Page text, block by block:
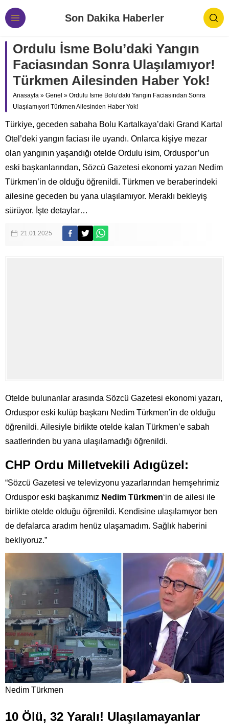
Son Dakika Haberler
Ordulu İsme Bolu’daki Yangın
Faciasından Sonra Ulaşılamıyor!
Türkmen Ailesinden Haber Yok!
Anasayfa » Genel » Ordulu İsme Bolu’daki Yangın Faciasından Sonra
Ulaşılamıyor! Türkmen Ailesinden Haber Yok!
Türkiye, geceden sabaha Bolu Kartalkaya’daki Grand Kartal
Otel’deki yangın faciası ile uyandı. Onlarca kişiye mezar
olan yangının yaşandığı otelde Ordulu isim, Orduspor’un
eski başkanlarından, Sözcü Gazetesi ekonomi yazarı Nedim
Türkmen’in de olduğu öğrenildi. Türkmen ve beraberindeki
ailesine geceden bu yana ulaşılamıyor. Meraklı bekleyiş
sürüyor. İşte detaylar…
21.01.2025
Otelde bulunanlar arasında Sözcü Gazetesi ekonomi yazarı,
Orduspor eski kulüp başkanı Nedim Türkmen’in de olduğu
öğrenildi. Ailesiyle birlikte otelde kalan Türkmen’e sabah
saatlerinden bu yana ulaşılamadığı öğrenildi.
CHP Ordu Milletvekili Adıgüzel:
“Sözcü Gazetesi ve televizyonu yazarlarından hemşehrimiz
Orduspor eski başkanımız Nedim Türkmen‘in de ailesi ile
birlikte otelde olduğu öğrenildi. Kendisine ulaşılamıyor ben
de defalarca aradım henüz ulaşamadım. Sağlık haberini
bekliyoruz.”
Nedim Türkmen
10 Ölü, 32 Yaralı! Ulaşılamayanlar